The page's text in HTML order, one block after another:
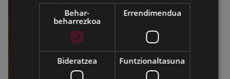
Behar-
beharrezkoa
Errendimendua
Bideratzea Funtzionaltasuna